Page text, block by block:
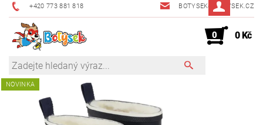
+420 773 881 818 BOTYSEK@BOTYSEK.CZ
0 0 Kč
NOVINKA